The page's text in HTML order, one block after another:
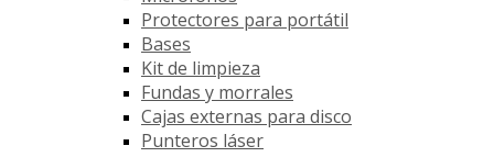
Protectores para portátil
Bases
Kit de limpieza
Fundas y morrales
Cajas externas para disco
Punteros láser